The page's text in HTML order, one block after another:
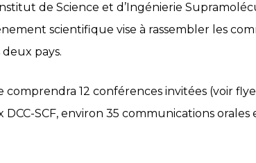
de Science et d’Ingénierie
scientifique vise à rassembler les
pays.
12 conférences invitées (voir
SCF, environ 35 communications orales